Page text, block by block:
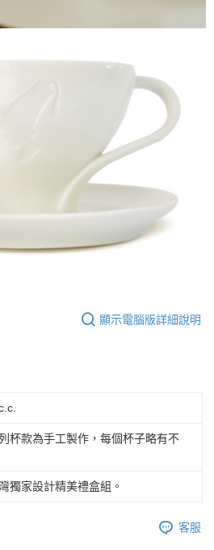
顯示電腦版詳細說明
杯款為手工製作，每個杯子略有不
獨家設計精美禮盒組。
客服